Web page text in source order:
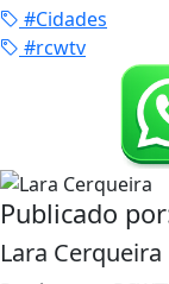
#Cidades
#rcwtv
Publicado
Lara Cerqueira